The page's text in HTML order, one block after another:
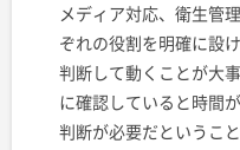
メディア対応、衛生管
ぞれの役割を明確に設
判断して動くことが大
に確認していると時間
判断が必要だということ